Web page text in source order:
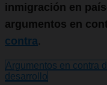
inmigración en
argumentos en
contra.
Argumentos en contra
desarrollo